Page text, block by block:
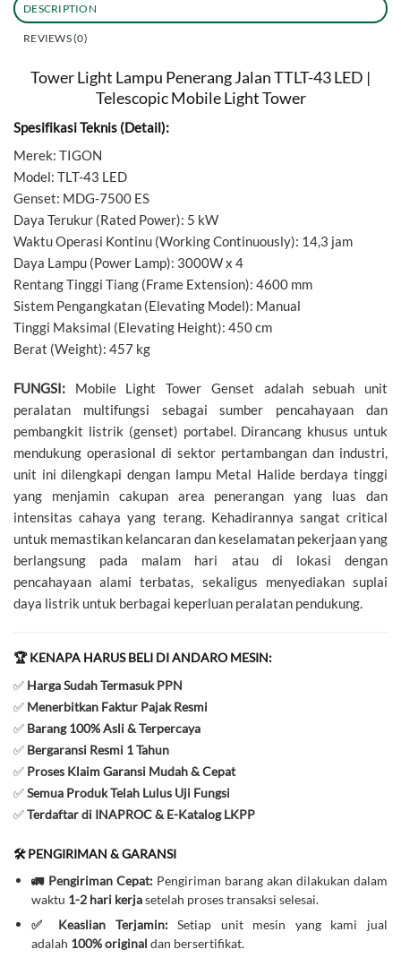
DESCRIPTION
REVIEWS (0)
Tower Light Lampu Penerang Jalan TTLT-43 LED |
Telescopic Mobile Light Tower
Spesifikasi Teknis (Detail):
Merek: TIGON
Model: TLT-43 LED
Genset: MDG-7500 ES
Daya Terukur (Rated Power): 5 kW
Waktu Operasi Kontinu (Working Continuously): 14,3 jam
Daya Lampu (Power Lamp): 3000W x 4
Rentang Tinggi Tiang (Frame Extension): 4600 mm
Sistem Pengangkatan (Elevating Model): Manual
Tinggi Maksimal (Elevating Height): 450 cm
Berat (Weight): 457 kg
FUNGSI: Mobile Light Tower Genset adalah sebuah unit
peralatan multifungsi sebagai sumber pencahayaan dan
pembangkit listrik (genset) portabel. Dirancang khusus untuk
mendukung operasional di sektor pertambangan dan industri,
unit ini dilengkapi dengan lampu Metal Halide berdaya tinggi
yang menjamin cakupan area penerangan yang luas dan
intensitas cahaya yang terang. Kehadirannya sangat critical
untuk memastikan kelancaran dan keselamatan pekerjaan yang
berlangsung pada malam hari atau di lokasi dengan
pencahayaan alami terbatas, sekaligus menyediakan suplai
daya listrik untuk berbagai keperluan peralatan pendukung.
🏆 KENAPA HARUS BELI DI ANDARO MESIN:
✅ Harga Sudah Termasuk PPN
✅ Menerbitkan Faktur Pajak Resmi
✅ Barang 100% Asli & Terpercaya
✅ Bergaransi Resmi 1 Tahun
✅ Proses Klaim Garansi Mudah & Cepat
✅Semua Produk Telah Lulus Uji Fungsi
✅Terdaftar di INAPROC & E-Katalog LKPP
🛠️ PENGIRIMAN & GARANSI
🚛 Pengiriman Cepat:Pengiriman barang akan dilakukan dalam
waktu 1-2 hari kerjasetelah proses transaksi selesai.
✅ Keaslian Terjamin:Setiap unit mesin yang kami jual
adalah 100% original dan bersertifikat.